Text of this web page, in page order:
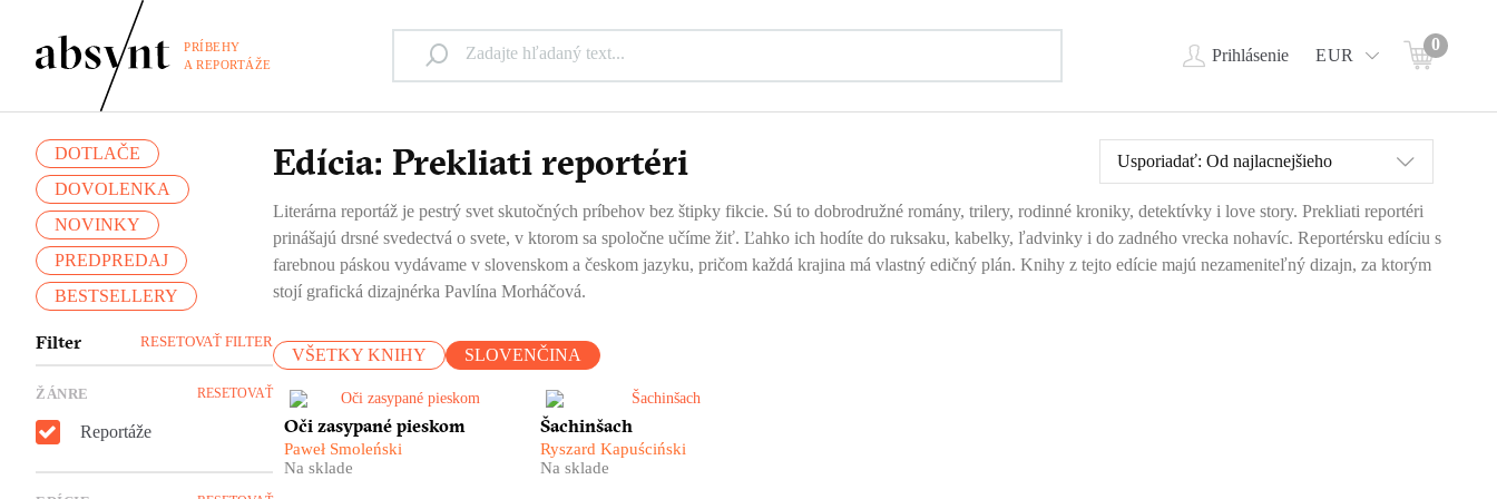
PRÍBEHY
A REPORTÁŽE
Prihlásenie EUR
0
DOTLAČE
DOVOLENKA
NOVINKY
PREDPREDAJ
BESTSELLERY
Filter RESETOVAŤ FILTER
ŽÁNRE RESETOVAŤ
Reportáže
Edícia: Prekliati reportéri
Literárna reportáž je pestrý svet skutočných príbehov bez štipky fikcie. Sú to dobrodružné romány, trilery, rodinné kroniky, detektívky i love story. Prekliati reportéri
prinášajú drsné svedectvá o svete, v ktorom sa spoločne učíme žiť. Ľahko ich hodíte do ruksaku, kabelky, ľadvinky i do zadného vrecka nohavíc. Reportérsku edíciu s
farebnou páskou vydávame v slovenskom a českom jazyku, pričom každá krajina má vlastný edičný plán. Knihy z tejto edície majú nezameniteľný dizajn, za ktorým
stojí grafická dizajnérka Pavlína Morháčová.
VŠETKY KNIHY SLOVENČINA
Usporiadať: Od najlacnejšieho
Je ešte možné dosiahnuť mier
na území Palestíny a Izraela, v
Jeruzaleme, v Pásme Gazy a na
Oči zasypané pieskom
Paweł Smoleński
Na sklade
Ryszard Kapuściński v knihe
Šachinšach s chirurgickou
presnosťou popisuje, ako
Šachinšach
Ryszard Kapuściński
Na sklade